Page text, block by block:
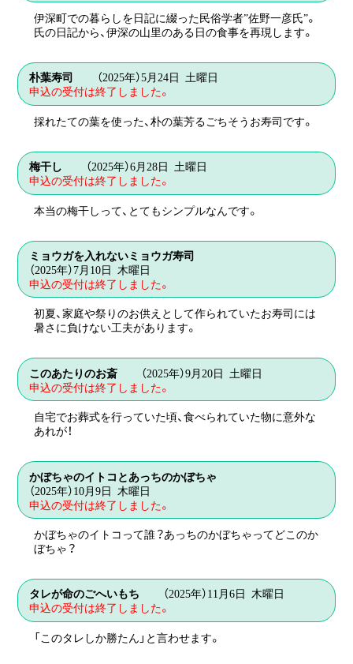
会場
生活体験館
参加料
500円
定員
15名
対象
一般
持ち物
エプロン・三角巾
申し込み方法
す。
WEBからのお申し込み
申込画面が表示されます（専用サイト）。
ハガキ・ご来館によるお申し込み
ご案内が表示されます。
伊深町での暮らしを日記に綴った民俗学者”佐野一彦氏”。
氏の日記から、伊深の山里のある日の食事を再現します。
日時
2025年3月11日 火曜日 午前10時30分～午後
1時30分
講師
伝承料理の会
参加料
500円
定員
15名
対象
一般
申し込み方法
お申し込み期間は【2025年3月11日（火）～4月
17日（木）】です。
申込画面が表示されます（専用サイト）。
ハガキ・ご来館によるお申し込み
ご案内が表示されます。
朴葉寿司
（2025年）5月24日 土曜日
申込の受付は終了しました。
採れたての葉を使った、朴の葉芳るごちそうお寿司です。
日時
5月24日 土曜日 午前10時30分～午後1時30
分
講師
伝承料理の会
会場
生活体験館
参加料
500円
定員
15名
対象
一般
持ち物
エプロン・三角巾
申し込み方法
す。
WEBからのお申し込み
申込画面が表示されます（専用サイト）。
ご案内が表示されます。
梅干し
（2025年）6月28日 土曜日
申込の受付は終了しました。
本当の梅干しって、とてもシンプルなんです。
日時
6月28日 土曜日 午前10時30分～午後1時30
分
講師
伝承料理の会
会場
生活体験館
参加料
500円
定員
15名
対象
一般
持ち物
エプロン・三角巾
申し込み方法
WEBからのお申し込み
申込画面が表示されます（専用サイト）。
ハガキ・ご来館によるお申し込み
ミョウガを入れないミョウガ寿司
（2025年）7月10日 木曜日
申込の受付は終了しました。
初夏、家庭や祭りのお供えとして作られていたお寿司には
暑さに負けない工夫があります。
日時
7月10日 木曜日 午前10時30分～午後1時30
分
講師
伝承料理の会
会場
定員
15名
対象
一般
エプロン・三角巾
申し込み方法
WEBからのお申し込み
申込画面が表示されます（専用サイト）。
このあたりのお斎
（2025年）9月20日 土曜日
申込の受付は終了しました。
自宅でお葬式を行っていた頃、食べられていた物に意外な
あれが！
日時
9月20日 土曜日 午前10時30分～午後1時30
分
講師
伝承料理の会
会場
生活体験館
参加料
定員
15名
対象
一般
持ち物
エプロン・三角巾
かぼちゃのイトコとあっちのかぼちゃ
（2025年）10月9日 木曜日
申込の受付は終了しました。
かぼちゃのイトコって誰？あっちのかぼちゃってどこのか
ぼちゃ？
日時
10月9日 木曜日 午前10時30分～午後1時30
分
講師
伝承料理の会
会場
生活体験館
タレが命のごへいもち
（2025年）11月6日 木曜日
申込の受付は終了しました。
「このタレしか勝たん」と言わせます。